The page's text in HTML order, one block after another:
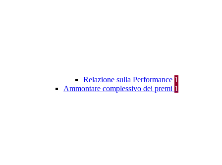
Relazione sulla Performance 1
Ammontare complessivo dei premi 1